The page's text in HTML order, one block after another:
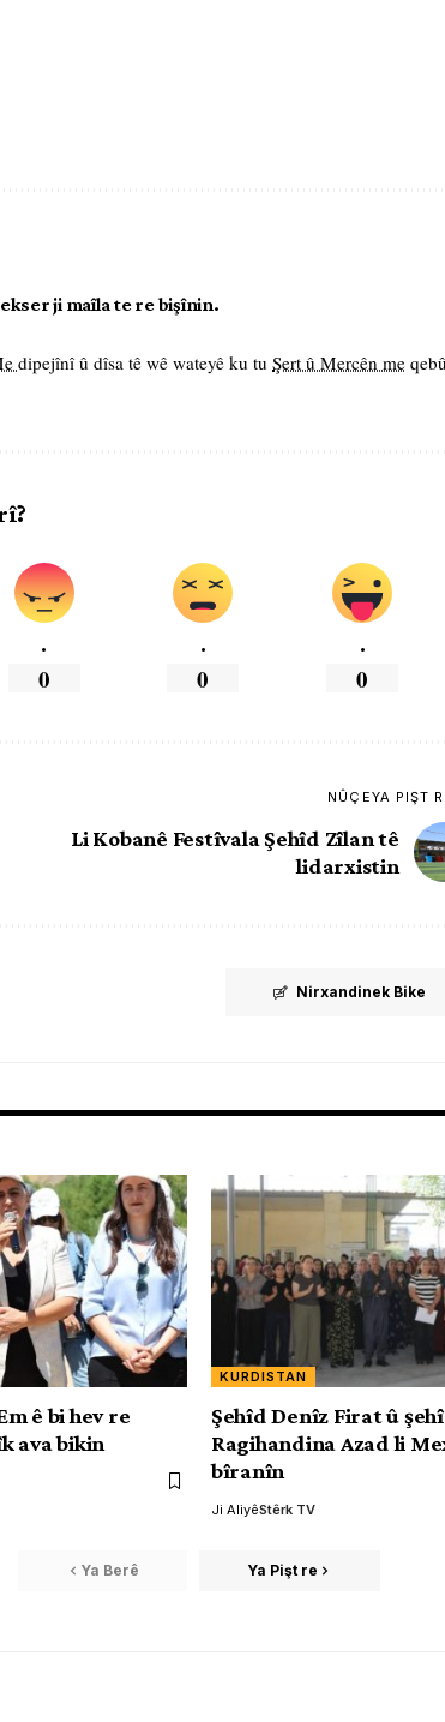
ji maîla te re bişînin.
dipejînî û dîsa tê wê wateyê ku tu Şert û Mercên me
.
0
.
0
.
0
NÛÇEYA PIŞT
Li Kobanê Festîvala Şehîd Zîlan tê
lidarxistin
Nirxandinek Bike
ê bi hev re
ava bikin
KURDISTAN
Şehîd Denîz Firat û
Ragihandina Azad li
bîranîn
Ji AliyêStêrk TV
Ya Berê Ya Pişt re